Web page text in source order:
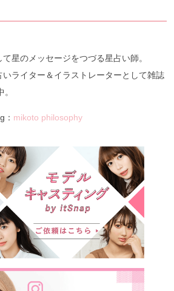
星のメッセージをつづる星占い師。
ライター＆イラストレーターとして雑誌
mikoto philosophy